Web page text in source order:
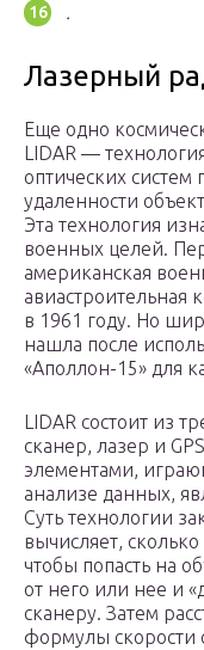
.
Лазерный
Еще одно
LIDAR —
оптических
удаленности
Эта технология
военных целей.
американская
авиастроительная
в 1961 году. Но
нашла после
«Аполлон-15» для
LIDAR состоит из
сканер, лазер и
элементами,
анализе данных,
Суть технологии
вычисляет,
чтобы попасть на
от него или нее и
сканеру. Затем
формулы скорости